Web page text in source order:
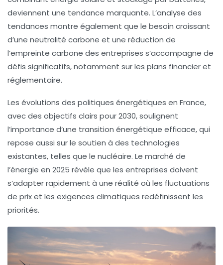
deviennent une tendance marquante. L’analyse des
tendances montre également que le besoin croissant
d’une neutralité carbone et une réduction de
l’empreinte carbone des entreprises s’accompagne de
défis significatifs, notamment sur les plans financieret
réglementaire.
Les évolutions des politiques énergétiques en France,
avec des objectifs clairs pour 2030, soulignent
l’importance d’une transition énergétique efficace, qui
repose aussi sur le soutien à des technologies
existantes, telles que le nucléaire. Le marché de
l’énergie en 2025 révèle que les entreprises doivent
s’adapter rapidement à une réalité où les fluctuations
de prixet les exigences climatiques redéfinissent les
priorités.